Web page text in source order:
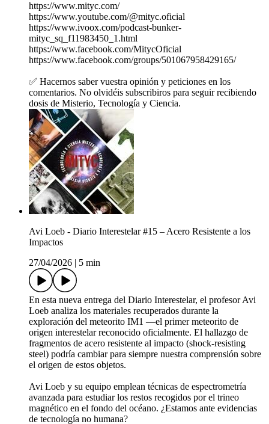
https://www.mityc.com/
https://www.youtube.com/@mityc.oficial
https://www.ivoox.com/podcast-bunker-
mityc_sq_f11983450_1.html
https://www.facebook.com/MitycOficial
https://www.facebook.com/groups/501067958429165/
✅ Hacernos saber vuestra opinión y peticiones en los
comentarios. No olvidéis subscribiros para seguir recibiendo
dosis de Misterio, Tecnología y Ciencia.
Avi Loeb - Diario Interestelar #15 – Acero Resistente a los
Impactos
27/04/2026
5 min
En esta nueva entrega del Diario Interestelar, el profesor Avi
Loeb analiza los materiales recuperados durante la
exploración del meteorito IM1 —el primer meteorito de
origen interestelar reconocido oficialmente. El hallazgo de
fragmentos de acero resistente al impacto (shock-resisting
steel) podría cambiar para siempre nuestra comprensión sobre
el origen de estos objetos.
Avi Loeb y su equipo emplean técnicas de espectrometría
avanzada para estudiar los restos recogidos por el trineo
magnético en el fondo del océano. ¿Estamos ante evidencias
de tecnología no humana?